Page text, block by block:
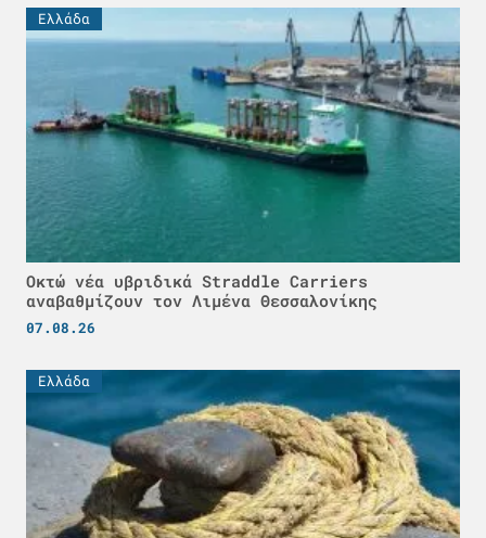
Ελλάδα
Οκτώ νέα υβριδικά Straddle Carriers
αναβαθμίζουν τον Λιμένα Θεσσαλονίκης
07.08.26
Ελλάδα